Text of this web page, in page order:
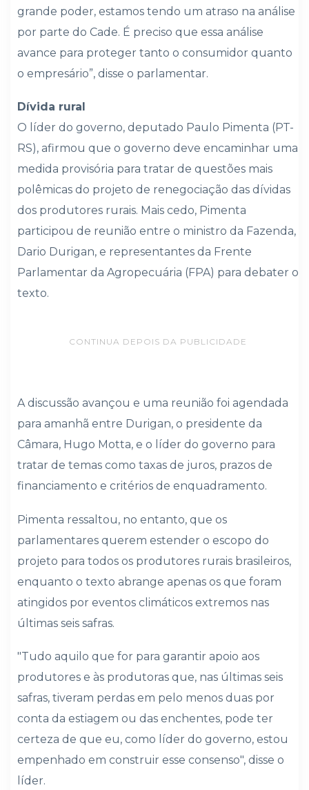
grande poder, estamos tendo um atraso na análise
por parte do Cade. É preciso que essa análise
avance para proteger tanto o consumidor quanto
o empresário”, disse o parlamentar.
Dívida rural
O líder do governo, deputado Paulo Pimenta (PT-
RS), afirmou que o governo deve encaminhar uma
medida provisória para tratar de questões mais
polêmicas do projeto de renegociação das dívidas
dos produtores rurais. Mais cedo, Pimenta
participou de reunião entre o ministro da Fazenda,
Dario Durigan, e representantes da Frente
Parlamentar da Agropecuária (FPA) para debater o
texto.
CONTINUA DEPOIS DA PUBLICIDADE
A discussão avançou e uma reunião foi agendada
para amanhã entre Durigan, o presidente da
Câmara, Hugo Motta, e o líder do governo para
tratar de temas como taxas de juros, prazos de
financiamento e critérios de enquadramento.
Pimenta ressaltou, no entanto, que os
parlamentares querem estender o escopo do
projeto para todos os produtores rurais brasileiros,
enquanto o texto abrange apenas os que foram
atingidos por eventos climáticos extremos nas
últimas seis safras.
"Tudo aquilo que for para garantir apoio aos
produtores e às produtoras que, nas últimas seis
safras, tiveram perdas em pelo menos duas por
conta da estiagem ou das enchentes, pode ter
certeza de que eu, como líder do governo, estou
empenhado em construir esse consenso", disse o
líder.